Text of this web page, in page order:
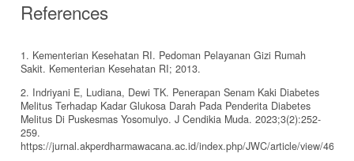
References
1. Kementerian Kesehatan RI. Pedoman Pelayanan Gizi Rumah
Sakit. Kementerian Kesehatan RI; 2013.
2. Indriyani E, Ludiana, Dewi TK. Penerapan Senam Kaki Diabetes
Melitus Terhadap Kadar Glukosa Darah Pada Penderita Diabetes
Melitus Di Puskesmas Yosomulyo. J Cendikia Muda. 2023;3(2):252-
259.
https://jurnal.akperdharmawacana.ac.id/index.php/JWC/article/view/466/0